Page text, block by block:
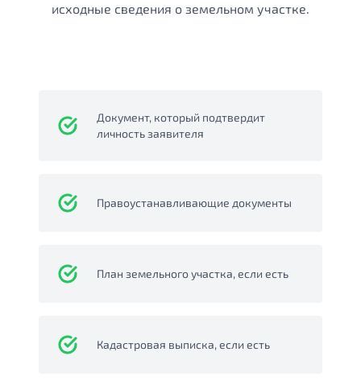
исходные сведения о земельном участке.
Документ, который подтвердит
личность заявителя
Правоустанавливающие документы
План земельного участка, если есть
Кадастровая выписка, если есть